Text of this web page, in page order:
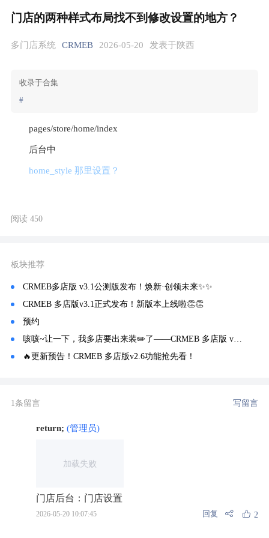
门店的两种样式布局找不到修改设置的地方？
多门店系统 CRMEB 2026-05-20 发表于陕西
收录于合集
#
pages/store/home/index
后台中
home_style 那里设置？
阅读 450
板块推荐
CRMEB多店版 v3.1公测版发布！焕新·创领未来✨️✨️
CRMEB 多店版v3.1正式发布！新版本上线啦👏👏
预约
咳咳~让一下，我多店要出来装✏️了——CRMEB 多店版 v3.2更新预告！🤩🤩
🔥更新预告！CRMEB 多店版v2.6功能抢先看！
1条留言 写留言
return; (管理员)
加载失败
门店后台：门店设置
2026-05-20 10:07:45 回复 2